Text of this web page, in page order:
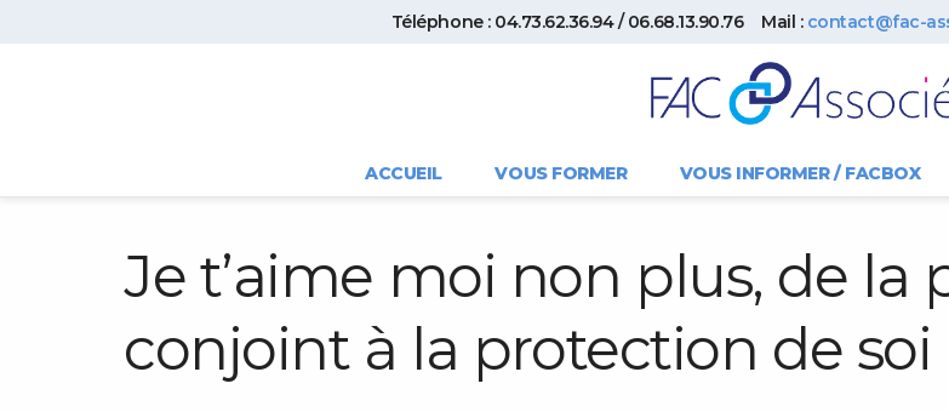
Téléphone : 04.73.62.36.94 / 06.68.13.90.76 Mail : contact@fac-
ACCUEIL VOUS FORMER VOUS INFORMER / FACBOX
Je t’aime moi non plus, de la
conjoint à la protection de soi